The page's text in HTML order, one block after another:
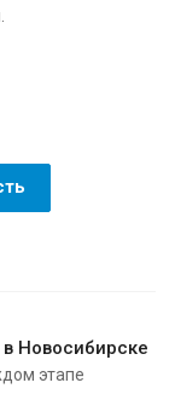
Новосибирске
этапе